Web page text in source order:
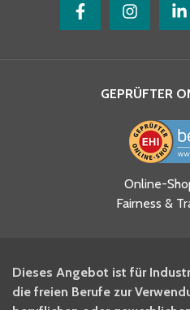
Ja, ich habe
und
BITO
GEPRÜFTER
Online-
Fairness &
Dieses Angebot ist für
die freien Berufe zur